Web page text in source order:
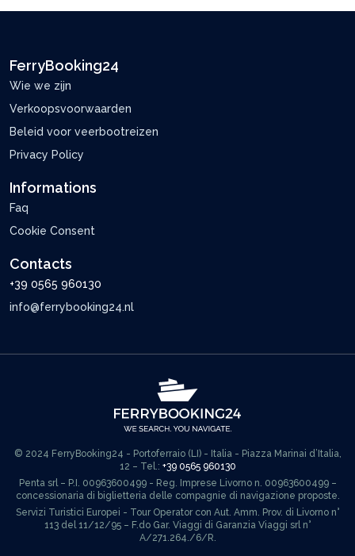
FerryBooking24
Wie we zijn
Verkoopsvoorwaarden
Beleid voor veerbootreizen
Privacy Policy
Informations
Faq
Cookie Consent
Contacts
+39 0565 960130
info@ferrybooking24.nl
© 2024 FerryBooking24 - Portoferraio (LI) - Italia - Piazza Marinai d’Italia,
12 – Tel.: +39 0565 960130
Penta srl – P.I. 00963600499 - Reg. Imprese Livorno n. 00963600499 –
concessionaria di biglietteria delle compagnie di navigazione proposte.
Servizi Turistici Europei - Tour Operator con Aut. Amm. Prov. di Livorno n°
113 del 11/12/95 – F.do Gar. Viaggi di Garanzia Viaggi srl n°
A/271.264./6/R.